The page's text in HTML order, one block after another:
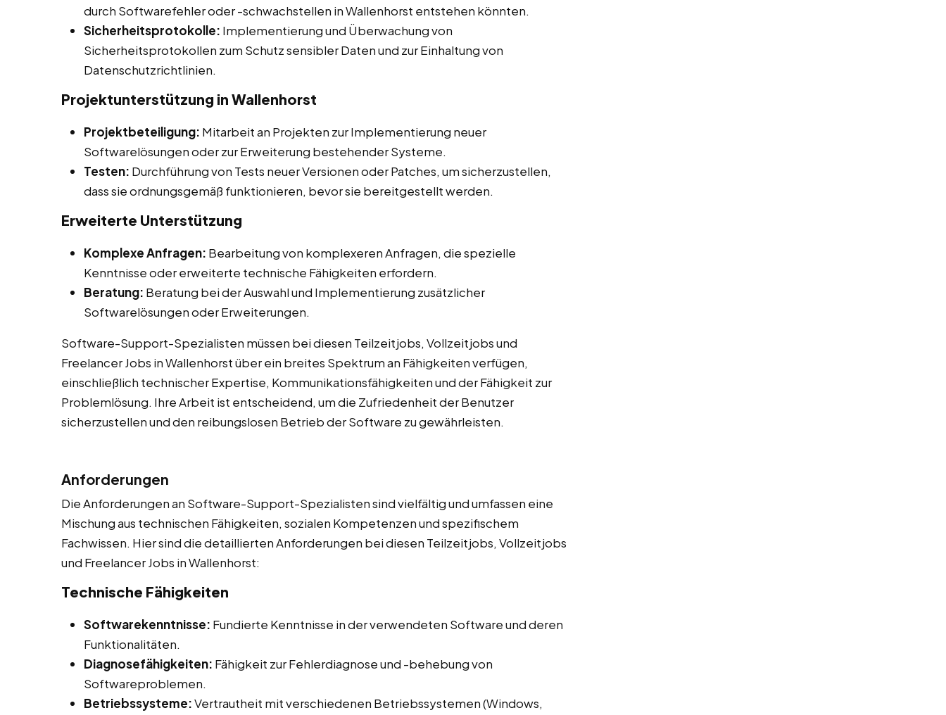
durch Softwarefehler oder -schwachstellen in Wallenhorst entstehen könnten.
Sicherheitsprotokolle: Implementierung und Überwachung von
Sicherheitsprotokollen zum Schutz sensibler Daten und zur Einhaltung von
Datenschutzrichtlinien.
Projektunterstützung in Wallenhorst
Projektbeteiligung: Mitarbeit an Projekten zur Implementierung neuer
Softwarelösungen oder zur Erweiterung bestehender Systeme.
Testen: Durchführung von Tests neuer Versionen oder Patches, um sicherzustellen,
dass sie ordnungsgemäß funktionieren, bevor sie bereitgestellt werden.
Erweiterte Unterstützung
Komplexe Anfragen: Bearbeitung von komplexeren Anfragen, die spezielle
Kenntnisse oder erweiterte technische Fähigkeiten erfordern.
Beratung: Beratung bei der Auswahl und Implementierung zusätzlicher
Softwarelösungen oder Erweiterungen.
Software-Support-Spezialisten müssen bei diesen Teilzeitjobs, Vollzeitjobs und
Freelancer Jobs in Wallenhorst über ein breites Spektrum an Fähigkeiten verfügen,
einschließlich technischer Expertise, Kommunikationsfähigkeiten und der Fähigkeit zur
Problemlösung. Ihre Arbeit ist entscheidend, um die Zufriedenheit der Benutzer
sicherzustellen und den reibungslosen Betrieb der Software zu gewährleisten.
Anforderungen
Die Anforderungen an Software-Support-Spezialisten sind vielfältig und umfassen eine
Mischung aus technischen Fähigkeiten, sozialen Kompetenzen und spezifischem
Fachwissen. Hier sind die detaillierten Anforderungen bei diesen Teilzeitjobs, Vollzeitjobs
und Freelancer Jobs in Wallenhorst:
Technische Fähigkeiten
Softwarekenntnisse: Fundierte Kenntnisse in der verwendeten Software und deren
Funktionalitäten.
Diagnosefähigkeiten: Fähigkeit zur Fehlerdiagnose und -behebung von
Softwareproblemen.
Betriebssysteme:Vertrautheit mit verschiedenen Betriebssystemen (Windows,